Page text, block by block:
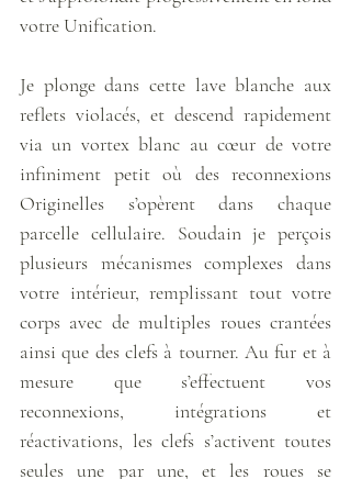
votre Unification.
Je plonge dans cette lave blanche aux
reflets violacés, et descend rapidement
via un vortex blanc au cœur de votre
infiniment petit où des reconnexions
Originelles s’opèrent dans chaque
parcelle cellulaire. Soudain je perçois
plusieurs mécanismes complexes dans
votre intérieur, remplissant tout votre
corps avec de multiples roues crantées
ainsi que des clefs à tourner. Au fur et à
mesure que s’effectuent vos
reconnexions, intégrations et
réactivations, les clefs s’activent toutes
seules une par une, et les roues se